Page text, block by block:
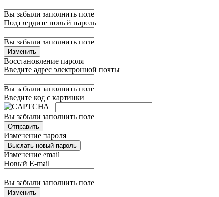
Вы забыли заполнить поле
Подтвердите новый пароль
Вы забыли заполнить поле
Изменить
Восстановление пароля
Введите адрес электронной почты
Вы забыли заполнить поле
Введите код с картинки
Вы забыли заполнить поле
Отправить
Изменение пароля
Выслать новый пароль
Изменение email
Новый E-mail
Вы забыли заполнить поле
Изменить